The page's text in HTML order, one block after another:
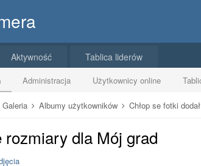
Administracja Użytkownicy online
Aktywność Tablica liderów
Galeria Albumy użytkowników Chłop se fotki
rozmiary dla Mój grad